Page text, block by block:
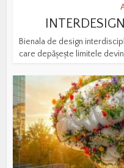
Bienala de design
care depășește limitele